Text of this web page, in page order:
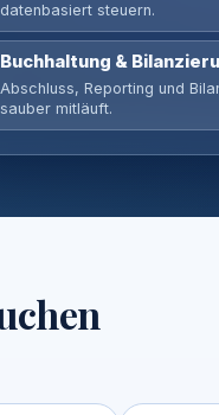
datenbasiert steuern.
Buchhaltung &
Abschluss, Reporting und
sauber mitläuft.